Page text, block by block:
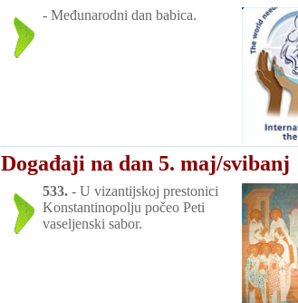
- Međunarodni dan babica.
Događaji na dan 5. maj/svibanj
533. - U vizantijskoj prestonici
Konstantinopolju počeo Peti
vaseljenski sabor.